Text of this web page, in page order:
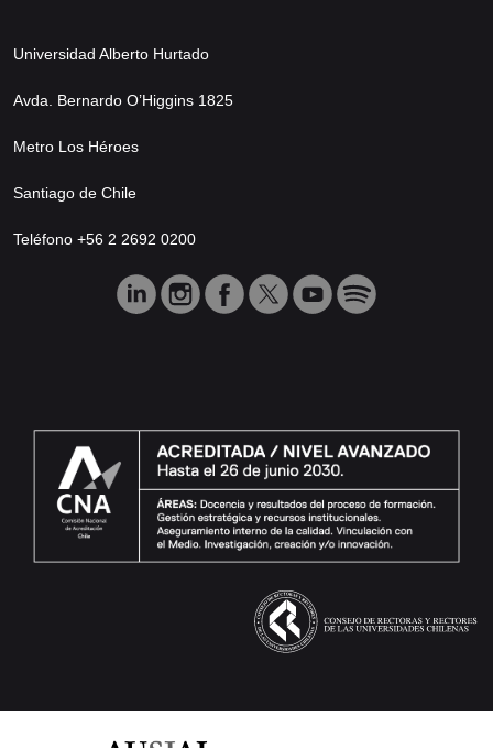
Universidad Alberto Hurtado
Avda. Bernardo O’Higgins 1825
Metro Los Héroes
Santiago de Chile
Teléfono +56 2 2692 0200